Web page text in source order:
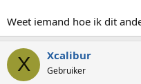
Weet iemand hoe ik dit
X Xcalibur
Gebruiker